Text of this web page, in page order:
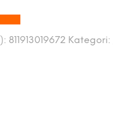
811913019672 Kategori: